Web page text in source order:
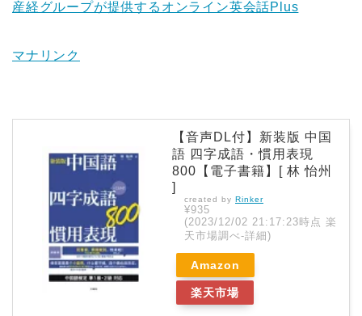
産経グループが提供するオンライン英会話Plus
マナリンク
【音声DL付】新装版 中国
語 四字成語・慣用表現
800【電子書籍】[ 林 怡州
]
created by Rinker
¥935
(2023/12/02 21:17:23時点 楽
天市場調べ-詳細)
Amazon
楽天市場